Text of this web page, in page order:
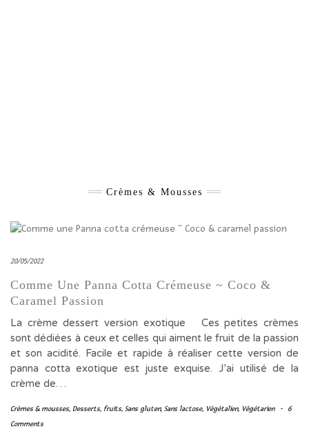
Crèmes & Mousses
20/05/2022
Comme Une Panna Cotta Crémeuse ~ Coco &
Caramel Passion
La crème dessert version exotique Ces petites crèmes
sont dédiées à ceux et celles qui aiment le fruit de la passion
et son acidité. Facile et rapide à réaliser cette version de
panna cotta exotique est juste exquise. J’ai utilisé de la
crème de…
Crèmes & mousses, Desserts, fruits, Sans gluten, Sans lactose, Végétalien, Végétarien -
6
Comments